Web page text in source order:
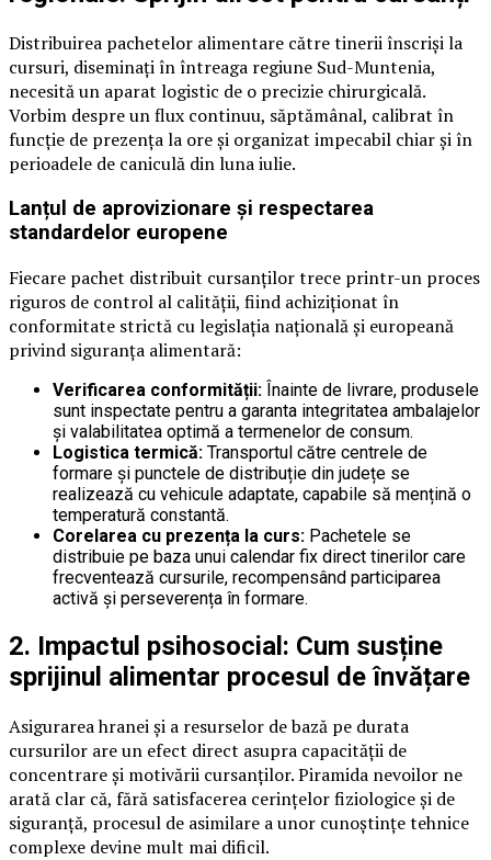
Distribuirea pachetelor alimentare către tinerii înscriși la
cursuri, diseminați în întreaga regiune Sud-Muntenia,
necesită un aparat logistic de o precizie chirurgicală.
Vorbim despre un flux continuu, săptămânal, calibrat în
funcție de prezența la ore și organizat impecabil chiar și în
perioadele de caniculă din luna iulie.
Lanțul de aprovizionare și respectarea
standardelor europene
Fiecare pachet distribuit cursanților trece printr-un proces
riguros de control al calității, fiind achiziționat în
conformitate strictă cu legislația națională și europeană
privind siguranța alimentară:
Verificarea conformității: Înainte de livrare, produsele
sunt inspectate pentru a garanta integritatea ambalajelor
și valabilitatea optimă a termenelor de consum.
Logistica termică: Transportul către centrele de
formare și punctele de distribuție din județe se
realizează cu vehicule adaptate, capabile să mențină o
temperatură constantă.
Corelarea cu prezența la curs: Pachetele se
distribuie pe baza unui calendar fix direct tinerilor care
frecventează cursurile, recompensând participarea
activă și perseverența în formare.
2. Impactul psihosocial: Cum susține
sprijinul alimentar procesul de învățare
Asigurarea hranei și a resurselor de bază pe durata
cursurilor are un efect direct asupra capacității de
concentrare și motivării cursanților. Piramida nevoilor ne
arată clar că, fără satisfacerea cerințelor fiziologice și de
siguranță, procesul de asimilare a unor cunoștințe tehnice
complexe devine mult mai dificil.